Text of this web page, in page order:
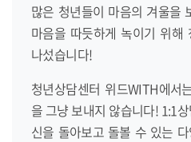
많은 청년들이 마음의 겨울을
마음을 따듯하게 녹이기 위해
나섰습니다!
청년상담센터 위드WITH에서
을 그냥 보내지 않습니다! 1:1
신을 돌아보고 돌볼 수 있는